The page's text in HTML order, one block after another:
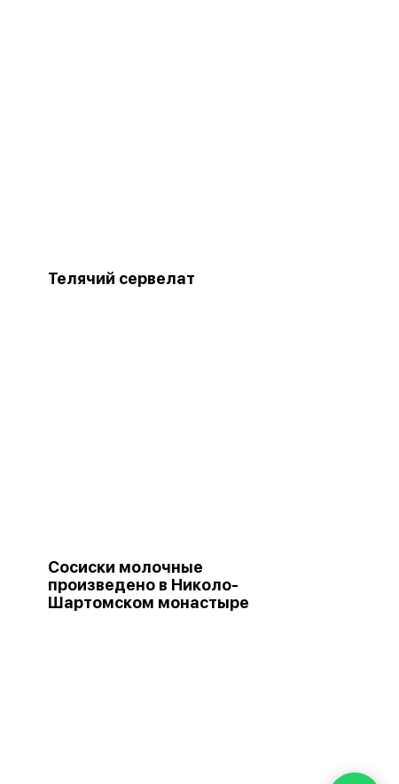
Телячий сервелат
Сосиски молочные
произведено в Николо-
Шартомском монастыре